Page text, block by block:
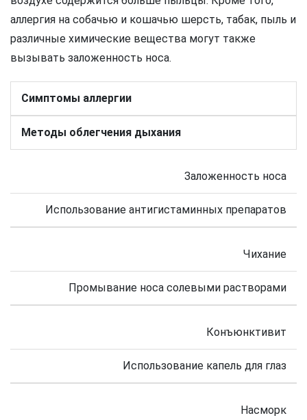
аллергия на собачью и кошачью шерсть, табак, пыль и
различные химические вещества могут также
вызывать заложенность носа.
Симптомы аллергии
Методы облегчения дыхания
Заложенность носа
Использование антигистаминных препаратов
Чихание
Промывание носа солевыми растворами
Конъюнктивит
Использование капель для глаз
Насморк